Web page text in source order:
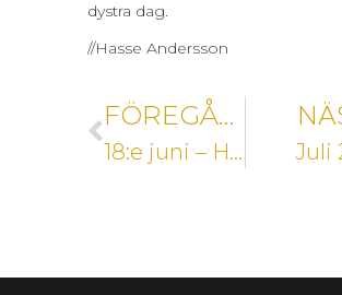
dystra dag.
//Hasse Andersson
FÖREGÅENDE
18:e juni – Hoppspindel Juli